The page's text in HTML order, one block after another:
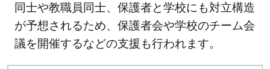
同士や教職員同士、保護者と学校にも対立構造
が予想されるため、保護者会や学校のチーム会
議を開催するなどの支援も行われます。